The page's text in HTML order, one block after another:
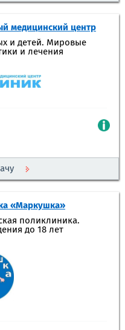
медицинский центр
и детей. Мировые
и лечения
«Маркушка»
поликлиника.
до 18 лет